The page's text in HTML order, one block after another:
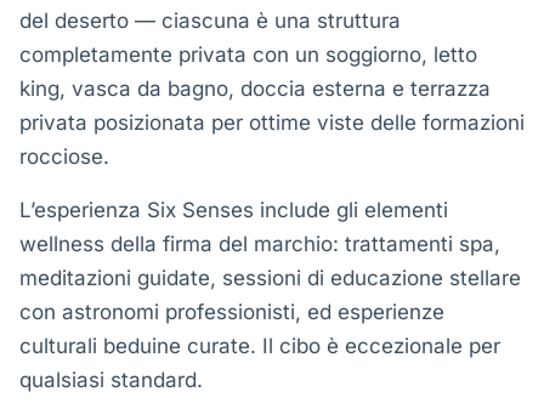
del deserto — ciascuna è una struttura
completamente privata con un soggiorno, letto
king, vasca da bagno, doccia esterna e terrazza
privata posizionata per ottime viste delle formazioni
rocciose.
L’esperienza Six Senses include gli elementi
wellness della firma del marchio: trattamenti spa,
meditazioni guidate, sessioni di educazione stellare
con astronomi professionisti, ed esperienze
culturali beduine curate. Il cibo è eccezionale per
qualsiasi standard.